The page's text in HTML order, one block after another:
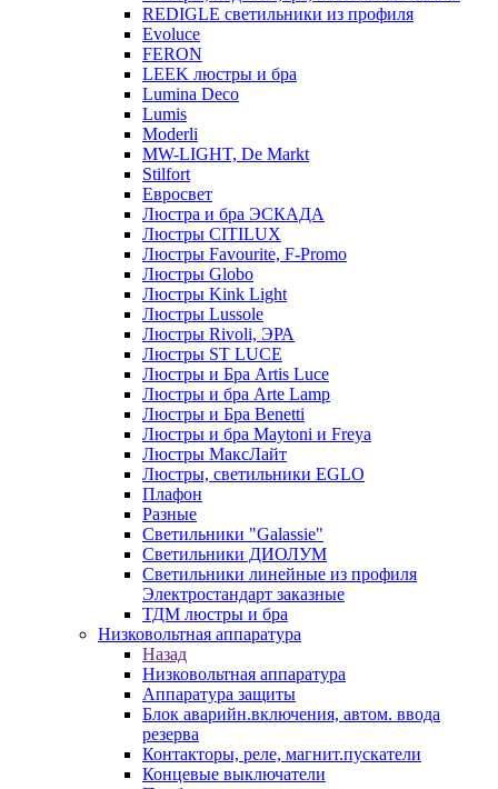
REDIGLE светильники из профиля
Evoluce
FERON
LEEK люстры и бра
Lumina Deco
Lumis
Moderli
MW-LIGHT, De Markt
Stilfort
Евросвет
Люстра и бра ЭСКАДА
Люстры CITILUX
Люстры Favourite, F-Promo
Люстры Globo
Люстры Kink Light
Люстры Lussole
Люстры Rivoli, ЭРА
Люстры ST LUCE
Люстры и Бра Artis Luce
Люстры и бра Arte Lamp
Люстры и Бра Benetti
Люстры и бра Maytoni и Freya
Люстры МаксЛайт
Люстры, светильники EGLO
Плафон
Разные
Светильники "Galassie"
Светильники ДИОЛУМ
Светильники линейные из профиля
Электростандарт заказные
ТДМ люстры и бра
Низковольтная аппаратура
Назад
Низковольтная аппаратура
Аппаратура защиты
Блок аварийн.включения, автом. ввода
резерва
Контакторы, реле, магнит.пускатели
Концевые выключатели